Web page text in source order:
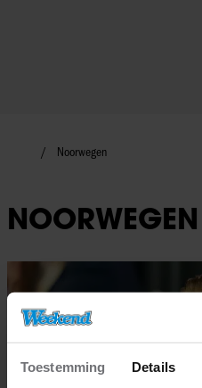
Toestemming Details
Noorwegen
NOORWEGEN